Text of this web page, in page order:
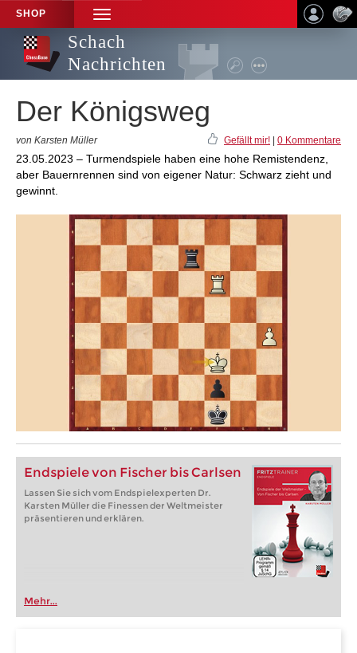
SHOP
TOGGLE
NAVIGATION
Schach
Nachrichten
Der Königsweg
von Karsten Müller Gefällt mir! 0 Kommentare
23.05.2023 – Turmendspiele haben eine hohe Remistendenz,
aber Bauernrennen sind von eigener Natur: Schwarz zieht und
gewinnt.
Endspiele von Fischer bis Carlsen
Lassen Sie sich vom Endspielexperten Dr.
Karsten Müller die Finessen der Weltmeister
präsentieren und erklären.
Mehr...